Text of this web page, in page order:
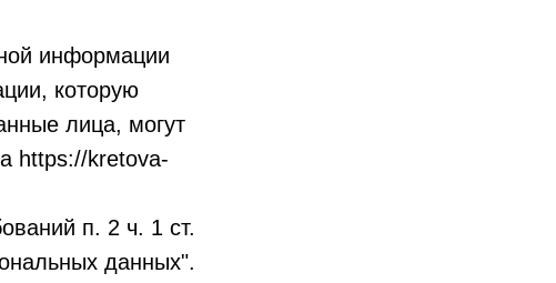
информации
которую
лица, могут
https://kretova-
п. 2 ч. 1 ст.
данных".